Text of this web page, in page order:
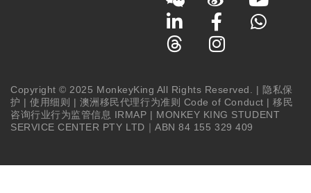
Copyright © 2025 MonkeyKing All Rights Reserved. | 隐私保
护 |使用细则 | 澳洲移民代理行为准则 Code of Conduct |移民
咨询行业行为监管信息 IRMAP | MONKEY KING STUDENT
SERVICE CENTER PTY LTD｜ABN 84 155 329 409